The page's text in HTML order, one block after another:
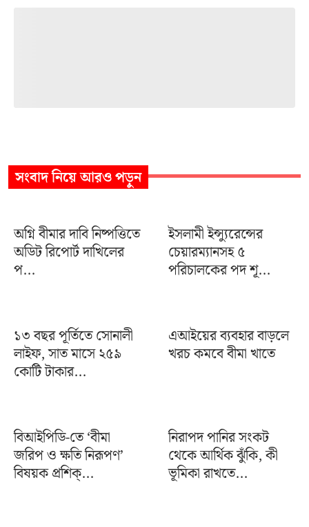
সংবাদনিয়ে আরও পড়ুন
অগ্নি বীমার দাবি নিষ্পত্তিতে
অডিট রিপোর্ট দাখিলের
প...
ইসলামী ইন্স্যুরেন্সের
চেয়ারম্যানসহ ৫
পরিচালকের পদ শূ...
১৩ বছর পূর্তিতে সোনালী
লাইফ, সাত মাসে ২৫৯
কোটি টাকার...
এআইয়ের ব্যবহার বাড়লে
খরচ কমবে বীমা খাতে
বিআইপিডি-তে ‘বীমা
জরিপ ও ক্ষতি নিরূপণ’
বিষয়ক প্রশিক্...
নিরাপদ পানির সংকট
থেকে আর্থিক ঝুঁকি, কী
ভূমিকা রাখতে...